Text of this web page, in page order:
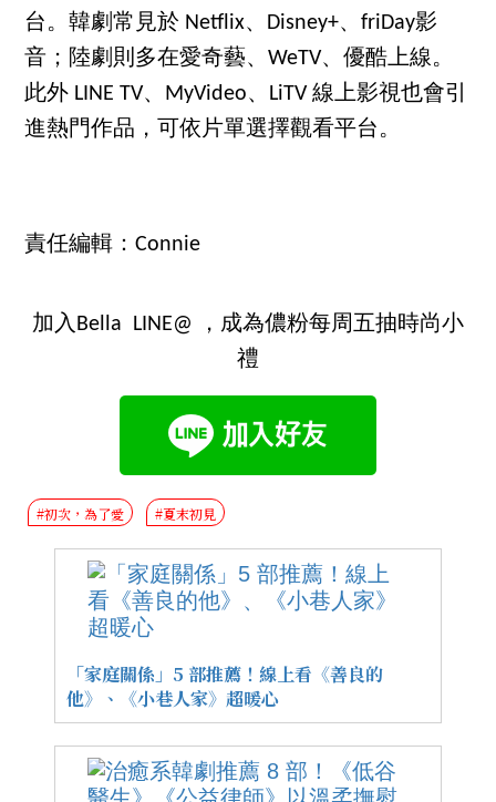
台。韓劇常見於 Netflix、Disney+、friDay影
音；陸劇則多在愛奇藝、WeTV、優酷上線。
此外 LINE TV、MyVideo、LiTV 線上影視也會引
進熱門作品，可依片單選擇觀看平台。
責任編輯：Connie
加入Bella LINE@ ，成為儂粉每周五抽時尚小
禮
#初次，為了愛 #夏末初見
「家庭關係」5 部推薦！線上看《善良的
他》、《小巷人家》超暖心